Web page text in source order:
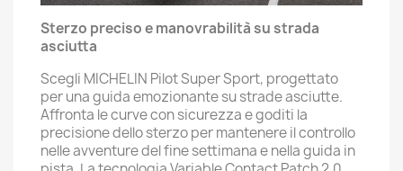
Sterzo preciso e manovrabilità su strada
asciutta
Scegli MICHELIN Pilot Super Sport, progettato
per una guida emozionante su strade asciutte.
Affronta le curve con sicurezza e goditi la
precisione dello sterzo per mantenere il controllo
nelle avventure del fine settimana e nella guida in